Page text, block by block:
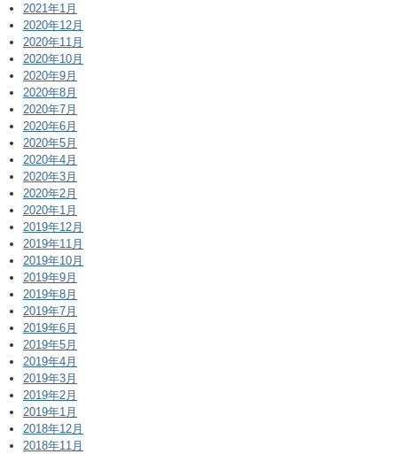
2021年1月
2020年12月
2020年11月
2020年10月
2020年9月
2020年8月
2020年7月
2020年6月
2020年5月
2020年4月
2020年3月
2020年2月
2020年1月
2019年12月
2019年11月
2019年10月
2019年9月
2019年8月
2019年7月
2019年6月
2019年5月
2019年4月
2019年3月
2019年2月
2019年1月
2018年12月
2018年11月